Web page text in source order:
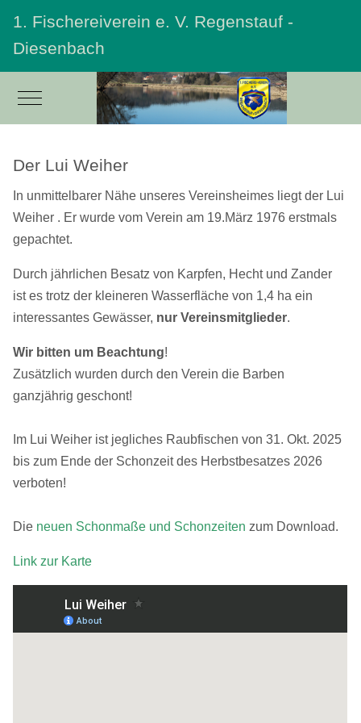
1. Fischereiverein e. V. Regenstauf -
Diesenbach
Mobile Menu Toggle
Der Lui Weiher
In unmittelbarer Nähe unseres Vereinsheimes liegt der Lui
Weiher . Er wurde vom Verein am 19.März 1976 erstmals
gepachtet.
Durch jährlichen Besatz von Karpfen, Hecht und Zander
ist es trotz der kleineren Wasserfläche von 1,4 ha ein
interessantes Gewässer, nur Vereinsmitglieder.
Wir bitten um Beachtung!
Zusätzlich wurden durch den Verein die Barben
ganzjährig geschont!
Im Lui Weiher ist jegliches Raubfischen von 31. Okt. 2025
bis zum Ende der Schonzeit des Herbstbesatzes 2026
verboten!
Die neuen Schonmaße und Schonzeiten zum Download.
Link zur Karte